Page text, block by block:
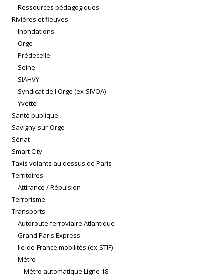
Ressources pédagogiques
Rivières et fleuves
Inondations
Orge
Prédecelle
Seine
SIAHVY
Syndicat de l'Orge (ex-SIVOA)
Yvette
Santé publique
Savigny-sur-Orge
Sénat
Smart City
Taxis volants au dessus de Paris
Territoires
Attirance / Répulsion
Terrorisme
Transports
Autoroute ferroviaire Atlantique
Grand Paris Express
Ile-de-France mobilités (ex-STIF)
Métro
Métro automatique Ligne 18